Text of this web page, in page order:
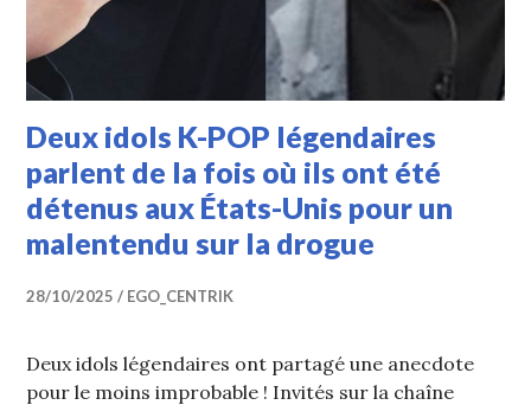
Deux idols K-POP légendaires
parlent de la fois où ils ont été
détenus aux États-Unis pour un
malentendu sur la drogue
28/10/2025 EGO_CENTRIK
Deux idols légendaires ont partagé une anecdote
pour le moins improbable ! Invités sur la chaîne